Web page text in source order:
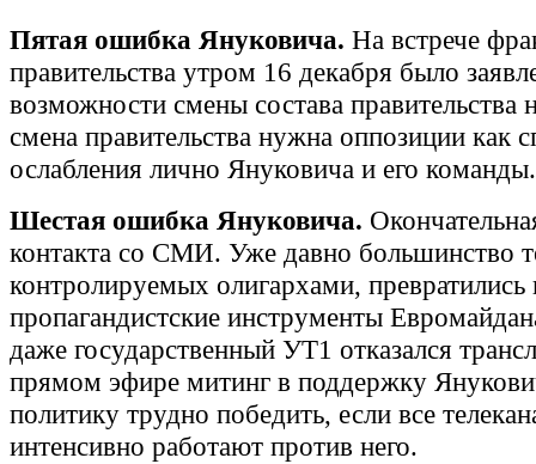
Пятая ошибка Януковича. На встрече
правительства утром 16 декабря было
возможности смены состава правительства
смена правительства нужна оппозиции как
ослабления лично Януковича и его команды.
Шестая ошибка Януковича.
контакта со СМИ. Уже давно большинство
контролируемых олигархами, превратились
пропагандистские инструменты
даже государственный УТ1 отказался
прямом эфире митинг в поддержку
политику трудно победить, если все
интенсивно работают против него.